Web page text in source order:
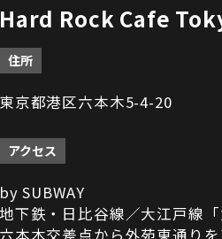
Hard Rock Cafe
住所
東京都港区六本木5-4-20
アクセス
by SUBWAY
地下鉄・日比谷線／大江戸線